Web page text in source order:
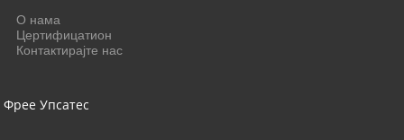
О нама
Цертифицатион
Контактирајте нас
Фрее Упсатес